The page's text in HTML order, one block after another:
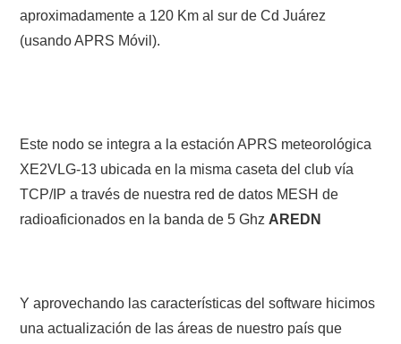
aproximadamente a 120 Km al sur de Cd Juárez
(usando APRS Móvil).
Este nodo se integra a la estación APRS meteorológica
XE2VLG-13 ubicada en la misma caseta del club vía
TCP/IP a través de nuestra red de datos MESH de
radioaficionados en la banda de 5 Ghz AREDN
Y aprovechando las características del software hicimos
una actualización de las áreas de nuestro país que